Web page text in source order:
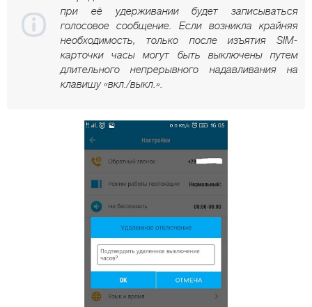
при её удерживании будет записываться
голосовое сообщение. Если возникла крайняя
необходимость, только после изъятия SIM-
карточки часы могут быть выключены путем
длительного непрерывного надавливания на
клавишу «вкл./выкл.».